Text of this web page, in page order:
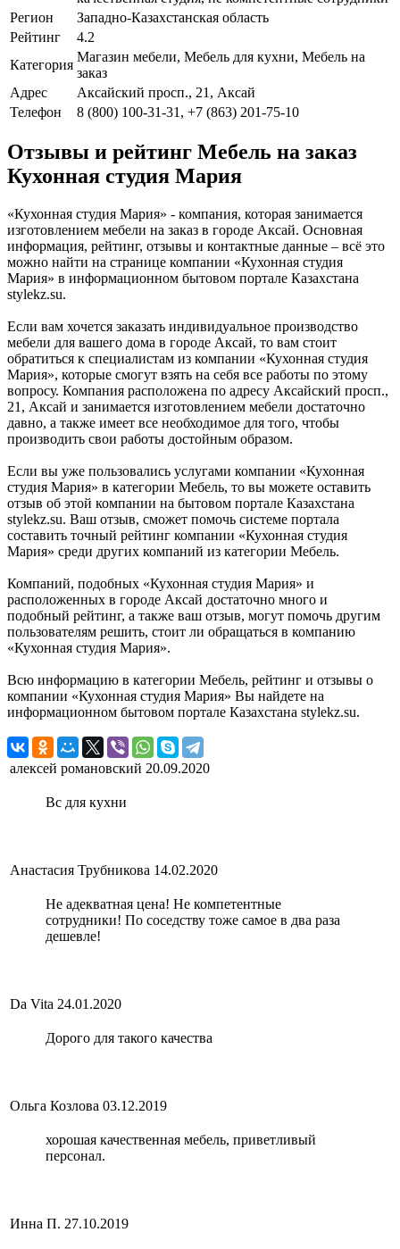
Регион
Западно-Казахстанская область
Рейтинг
4.2
Категория
Магазин мебели, Мебель для кухни, Мебель на
заказ
Адрес
Аксайский просп., 21, Аксай
Телефон
8 (800) 100-31-31, +7 (863) 201-75-10
Отзывы и рейтинг Мебель на заказ
Кухонная студия Мария
«Кухонная студия Мария» - компания, которая занимается
изготовлением мебели на заказ в городе Аксай. Основная
информация, рейтинг, отзывы и контактные данные – всё это
можно найти на странице компании «Кухонная студия
Мария» в информационном бытовом портале Казахстана
stylekz.su.
Если вам хочется заказать индивидуальное производство
мебели для вашего дома в городе Аксай, то вам стоит
обратиться к специалистам из компании «Кухонная студия
Мария», которые смогут взять на себя все работы по этому
вопросу. Компания расположена по адресу Аксайский просп.,
21, Аксай и занимается изготовлением мебели достаточно
давно, а также имеет все необходимое для того, чтобы
производить свои работы достойным образом.
Если вы уже пользовались услугами компании «Кухонная
студия Мария» в категории Мебель, то вы можете оставить
отзыв об этой компании на бытовом портале Казахстана
stylekz.su. Ваш отзыв, сможет помочь системе портала
составить точный рейтинг компании «Кухонная студия
Мария» среди других компаний из категории Мебель.
Компаний, подобных «Кухонная студия Мария» и
расположенных в городе Аксай достаточно много и
подобный рейтинг, а также ваш отзыв, могут помочь другим
пользователям решить, стоит ли обращаться в компанию
«Кухонная студия Мария».
Всю информацию в категории Мебель, рейтинг и отзывы о
компании «Кухонная студия Мария» Вы найдете на
информационном бытовом портале Казахстана stylekz.su.
алексей романовский 20.09.2020
Вс для кухни
Анастасия Трубникова 14.02.2020
Не адекватная цена! Не компетентные
сотрудники! По соседству тоже самое в два раза
дешевле!
Da Vita 24.01.2020
Дорого для такого качества
Ольга Козлова 03.12.2019
хорошая качественная мебель, приветливый
персонал.
Инна П. 27.10.2019